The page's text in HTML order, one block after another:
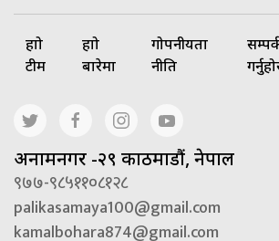
हाम्रो
टीम
हाम्रो
बारेमा
गोपनीयता
नीति
अनामनगर -२९ काठमाडौं, नेपाल
९७७-९८५११०८१२८
palikasamaya100@gmail.com
kamalbohara874@gmail.com